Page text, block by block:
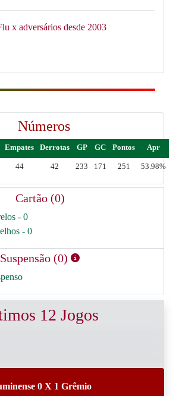
x adversários desde 2003
Números
Empates Derrotas GP GC Pontos Apr
44 42 233 171 251 53.98%
Cartão (0)
- 0
- 0
Suspensão (0)
12 Jogos
0 X 1 Grêmio